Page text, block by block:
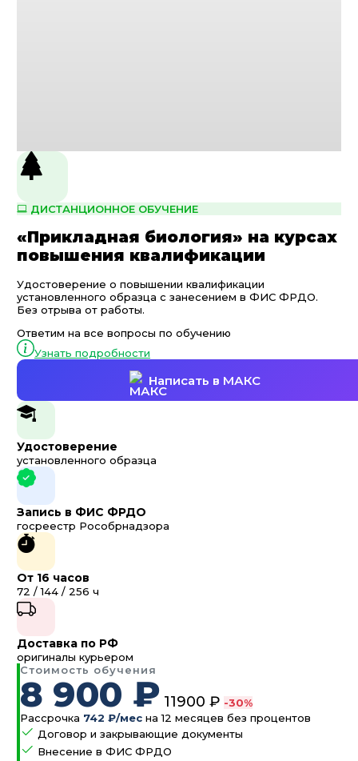
ДИСТАНЦИОННОЕ ОБУЧЕНИЕ
«Прикладная биология» на курсах
повышения квалификации
Удостоверение о повышении квалификации
установленного образца с занесением в ФИС ФРДО.
Без отрыва от работы.
Ответим на все вопросы по обучению
Узнать подробности
Написать в МАКС
Удостоверение
установленного образца
Запись в ФИС ФРДО
госреестр Рособрнадзора
От 16 часов
72 / 144 / 256 ч
Доставка по РФ
оригиналы курьером
Стоимость обучения
8 900 ₽ 11900 ₽ -30%
Рассрочка 742 ₽/мес на 12 месяцев без процентов
Договор и закрывающие документы
Внесение в ФИС ФРДО